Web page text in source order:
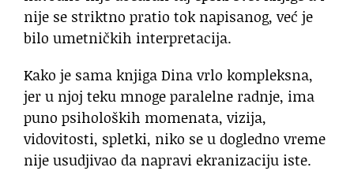
nije se striktno pratio tok napisanog, već je
bilo umetničkih interpretacija.
Kako je sama knjiga Dina vrlo kompleksna,
jer u njoj teku mnoge paralelne radnje, ima
puno psiholoških momenata, vizija,
vidovitosti, spletki, niko se u dogledno vreme
nije usudjivao da napravi ekranizaciju iste.